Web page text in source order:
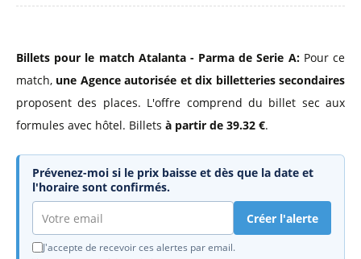
Billets pour le match Atalanta - Parma de Serie A:Pour ce
match, une Agence autorisée et dix billetteries secondaires
proposent des places. L'offre comprend du billet sec aux
formules avec hôtel. Billets à partir de 39.32 €.
Prévenez-moi si le prix baisse et dès que la date et
l'horaire sont confirmés.
Créer l'alerte
J'accepte de recevoir ces alertes par email.